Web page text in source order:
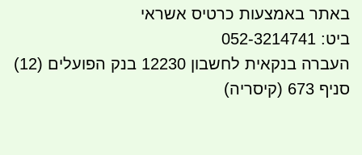
באתר באמצעות כרטיס אשראי
ביט: 052-3214741
העברה בנקאית לחשבון 12230 בנק הפועלים (12)
סניף 673 (קיסריה)